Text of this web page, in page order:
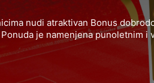
nudi atraktivan Bonus
je namenjena punoletnim
je zanimljiva jer
prvih 7 dana igre.